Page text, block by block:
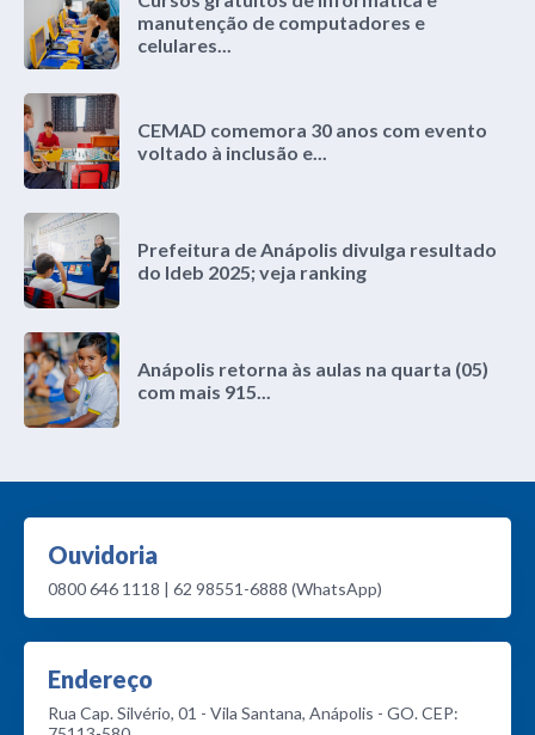
manutenção de computadores e
celulares...
CEMAD comemora 30 anos com evento
voltado à inclusão e...
Prefeitura de Anápolis divulga resultado
do Ideb 2025; veja ranking
Anápolis retorna às aulas na quarta (05)
com mais 915...
Ouvidoria
0800 646 1118 | 62 98551-6888 (WhatsApp)
Endereço
Rua Cap. Silvério, 01 - Vila Santana, Anápolis - GO. CEP: